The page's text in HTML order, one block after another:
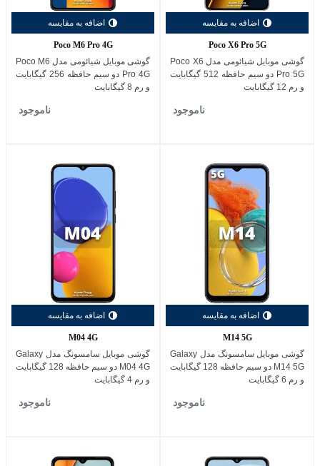
اضافه به مقایسه
Poco X6 Pro 5G
گوشی موبایل شیائومی مدل Poco X6
Pro 5G دو سیم حافظه 512 گیگابایت
و رم 12 گیگابایت
ناموجود
اضافه به مقایسه
Poco M6 Pro 4G
گوشی موبایل شیائومی مدل Poco M6
Pro 4G دو سیم حافظه 256 گیگابایت
و رم 8 گیگابایت
ناموجود
اضافه به مقایسه
M14 5G
گوشی موبایل سامسونگ مدل Galaxy
M14 5G دو سیم حافظه 128 گیگابایت
و رم 6 گیگابایت
ناموجود
اضافه به مقایسه
M04 4G
گوشی موبایل سامسونگ مدل Galaxy
M04 4G دو سیم حافظه 128 گیگابایت
و رم 4 گیگابایت
ناموجود